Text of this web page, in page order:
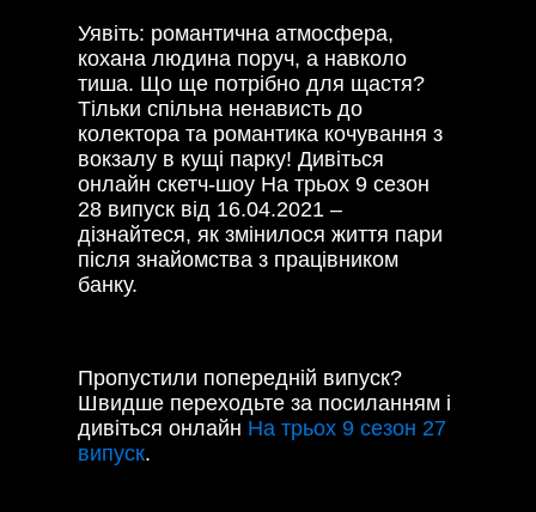
Уявіть: романтична атмосфера,
кохана людина поруч, а навколо
тиша. Що ще потрібно для щастя?
Тільки спільна ненависть до
колектора та романтика кочування з
вокзалу в кущі парку! Дивіться
онлайн скетч-шоу На трьох 9 сезон
28 випуск від 16.04.2021 –
дізнайтеся, як змінилося життя пари
після знайомства з працівником
банку.
Пропустили попередній випуск?
Швидше переходьте за посиланням і
дивіться онлайн На трьох 9 сезон 27
випуск.